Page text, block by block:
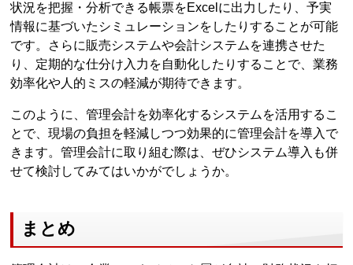
状況を把握・分析できる帳票をExcelに出力したり、予実
情報に基づいたシミュレーションをしたりすることが可能
です。さらに販売システムや会計システムを連携させた
り、定期的な仕分け入力を自動化したりすることで、業務
効率化や人的ミスの軽減が期待できます。
このように、管理会計を効率化するシステムを活用するこ
とで、現場の負担を軽減しつつ効果的に管理会計を導入で
きます。管理会計に取り組む際は、ぜひシステム導入も併
せて検討してみてはいかがでしょうか。
まとめ